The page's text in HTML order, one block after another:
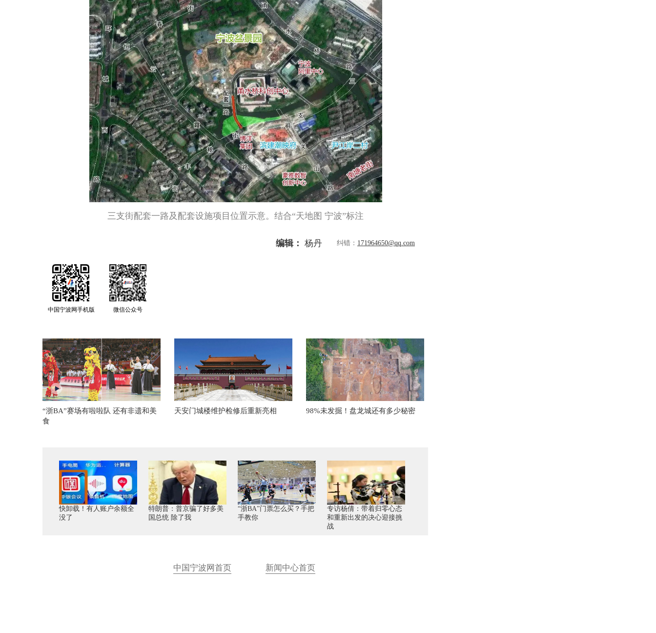
三支街配套一路及配套设施项目位置示意。结合“天地图 宁波”标注
编辑： 杨丹 纠错： 171964650@qq.com
中国宁波网手机版 微信公众号
“浙BA”赛场有啦啦队 还有非遗和美
食
天安门城楼维护检修后重新亮相 98%未发掘！盘龙城还有多少秘密
快卸载！有人账户余额全
没了
特朗普：普京骗了好多美
国总统 除了我
“浙BA”门票怎么买？手把
手教你
专访杨倩：带着归零心态
和重新出发的决心迎接挑
战
中国宁波网首页 新闻中心首页